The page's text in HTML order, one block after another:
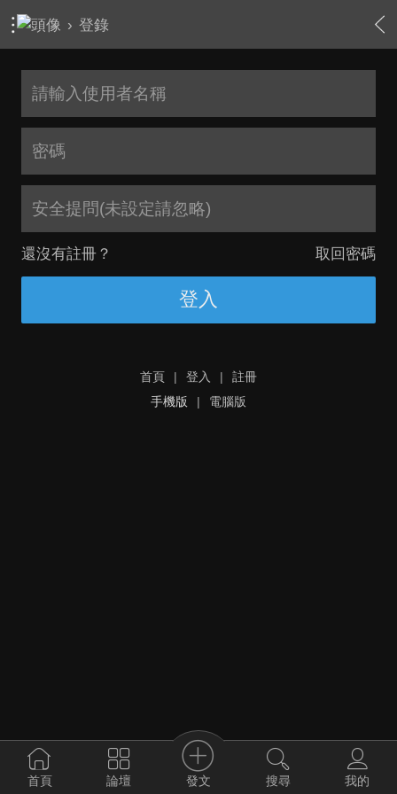
› 登錄
安全提問(未設定請忽略)
還沒有註冊？ 取回密碼
登入
首頁 | 登入 |
註冊
手機版
| 電腦版
首頁 論壇 發文 搜尋 我的